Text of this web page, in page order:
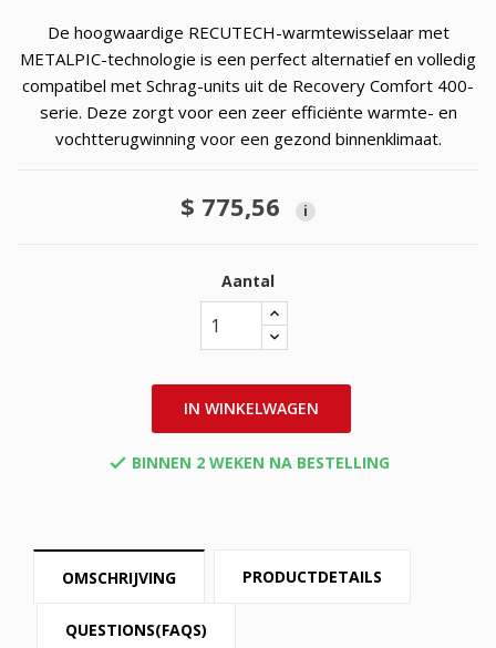
De hoogwaardige RECUTECH-warmtewisselaar met
METALPIC-technologie is een perfect alternatief en volledig
compatibel met Schrag-units uit de Recovery Comfort 400-
serie. Deze zorgt voor een zeer efficiënte warmte- en
vochtterugwinning voor een gezond binnenklimaat.
$ 775,56 i
Aantal
IN WINKELWAGEN
 BINNEN 2 WEKEN NA BESTELLING
OMSCHRIJVING PRODUCTDETAILS
QUESTIONS(FAQS)